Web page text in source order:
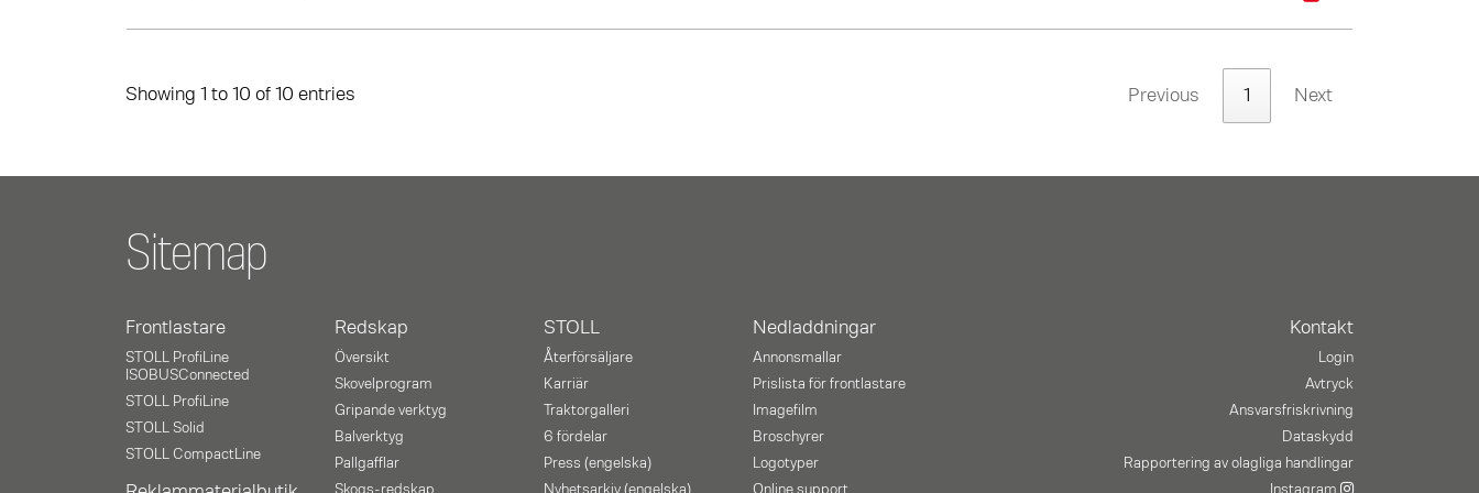
Showing 1 to 10 of 10 entries Previous 1 Next
Sitemap
Frontlastare
STOLL ProfiLine
ISOBUSConnected
STOLL ProfiLine
STOLL Solid
STOLL CompactLine
Redskap
Översikt
Skovelprogram
Gripande verktyg
Balverktyg
Pallgafflar
Skogs-redskap
STOLL
Återförsäljare
Karriär
Traktorgalleri
6 fördelar
Press (engelska)
Nyhetsarkiv (engelska)
Nedladdningar
Annonsmallar
Prislista för frontlastare
Imagefilm
Broschyrer
Logotyper
Online support
Kontakt
Login
Avtryck
Ansvarsfriskrivning
Dataskydd
Rapportering av olagliga handlingar
Instagram